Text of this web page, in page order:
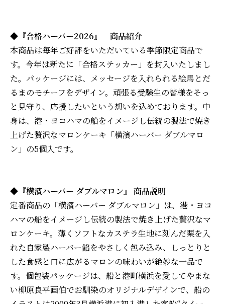
◆『合格ハーバー2026』 商品紹介
本商品は毎年ご好評をいただいている季節限定商品で
す。今年は新たに「合格ステッカー」を封入いたしまし
た。パッケージには、メッセージを入れられる絵馬とだ
るまのモチーフをデザイン。頑張る受験生の皆様をそっ
と見守り、応援したいという想いを込めております。中
身は、港・ヨコハマの船をイメージし伝統の製法で焼き
上げた贅沢なマロンケーキ「横濱ハーバー ダブルマロ
ン」の5個入です。
◆『横濱ハーバー ダブルマロン』 商品説明
定番商品の「横濱ハーバー ダブルマロン」は、港・ヨコ
ハマの船をイメージし伝統の製法で焼き上げた贅沢なマ
ロンケーキ。薄くソフトなカステラ生地に刻んだ栗を入
れた自家製ハーバー餡をやさしく包み込み、しっとりと
した食感と口に広がるマロンの味わいが絶妙な一品で
す。個包装パッケージは、船と港町横浜を愛してやまな
い柳原良平画伯でお馴染のオリジナルデザインで、船の